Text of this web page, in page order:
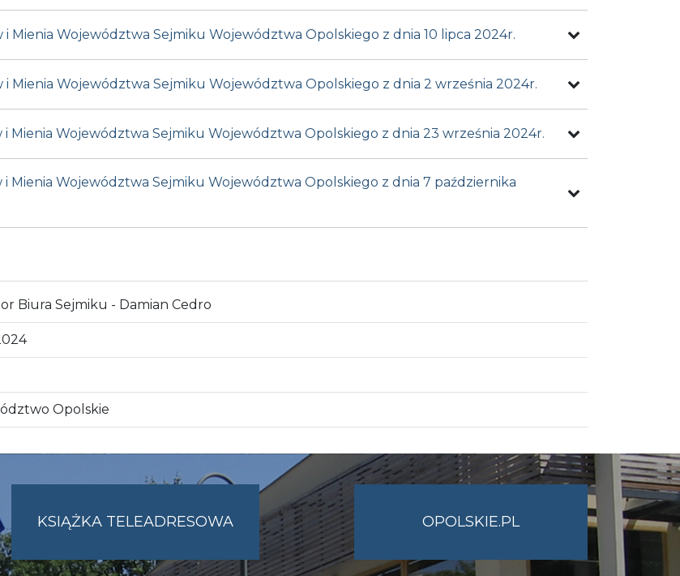
i Mienia Województwa Sejmiku Województwa Opolskiego z dnia 10 lipca 2024r.
i Mienia Województwa Sejmiku Województwa Opolskiego z dnia 2 września 2024r.
i Mienia Województwa Sejmiku Województwa Opolskiego z dnia 23 września 2024r.
i Mienia Województwa Sejmiku Województwa Opolskiego z dnia 7 października
Biura Sejmiku - Damian Cedro
Opolskie
KSIĄŻKA TELEADRESOWA OPOLSKIE.PL